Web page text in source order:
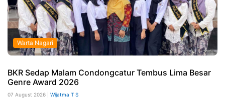
Warta Nagari
BKR Sedap Malam Condongcatur Tembus Lima Besar
Genre Award 2026
07 August 2026 | Wijatma T S